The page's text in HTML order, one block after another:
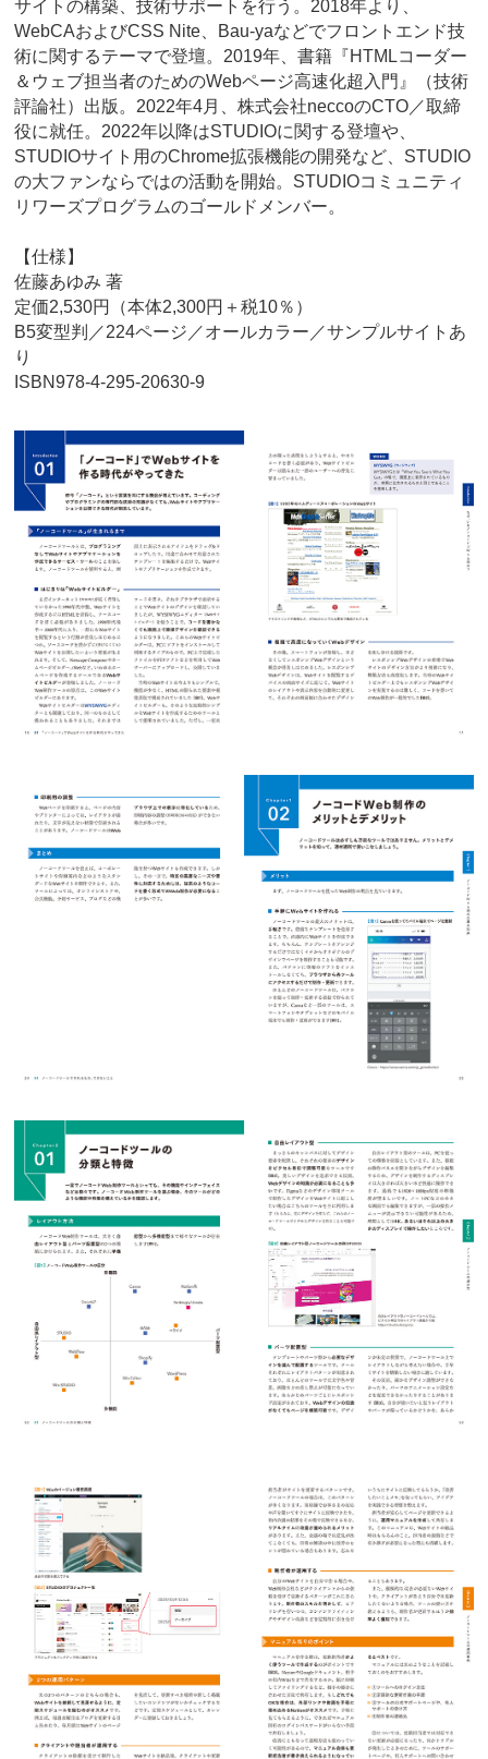
サイトの構築、技術サポートを行う。2018年より、
WebCAおよびCSS Nite、Bau-yaなどでフロントエンド技
術に関するテーマで登壇。2019年、書籍『HTMLコーダー
＆ウェブ担当者のためのWebページ高速化超入門』（技術
評論社）出版。2022年4月、株式会社neccoのCTO／取締
役に就任。2022年以降はSTUDIOに関する登壇や、
STUDIOサイト用のChrome拡張機能の開発など、STUDIO
の大ファンならではの活動を開始。STUDIOコミュニティ
リワーズプログラムのゴールドメンバー。
【仕様】
佐藤あゆみ 著
定価2,530円（本体2,300円＋税10％）
B5変型判／224ページ／オールカラー／サンプルサイトあ
り
ISBN978-4-295-20630-9